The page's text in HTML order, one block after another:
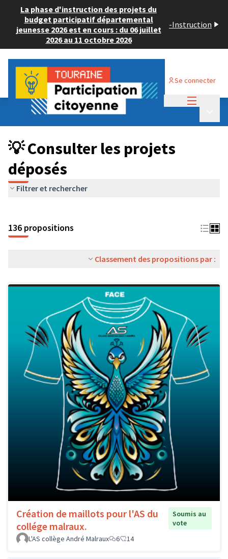
La phase d'instruction des projets du
budget participatif départemental
jeunesse 2026 est en cours : du 06 juillet
2026 au 11 octobre 2026
-Instruction
Se connecter
Budget Participatif JEUNESSE 2024
💡 Consulter les projets déposés
💡 Consulter les projets
déposés
Filtrer et rechercher
136 propositions
Classement des propositions par :
Création de maillots pour l'AS du
collége malraux.
Soumis au
vote
L'AS collège André Malraux
6 14